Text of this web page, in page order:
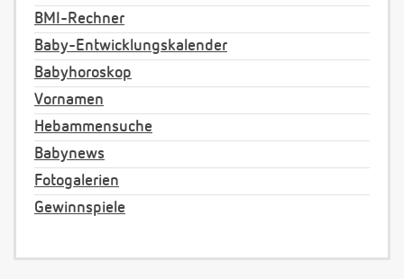
BMI-Rechner
Baby-Entwicklungskalender
Babyhoroskop
Vornamen
Hebammensuche
Babynews
Fotogalerien
Gewinnspiele